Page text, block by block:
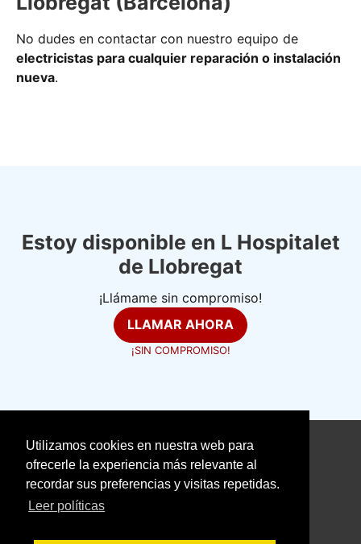
Utilizamos cookies en nuestra web para
ofrecerle la experiencia más relevante al
recordar sus preferencias y visitas repetidas.
Leer políticas
No dudes en contactar con nuestro equipo de
electricistas para cualquier reparación o instalación
nueva.
Estoy disponible en L Hospitalet
de Llobregat
¡Llámame sin compromiso!
LLAMAR AHORA
¡SIN COMPROMISO!
electricistasexpertos.com
Aviso Legal